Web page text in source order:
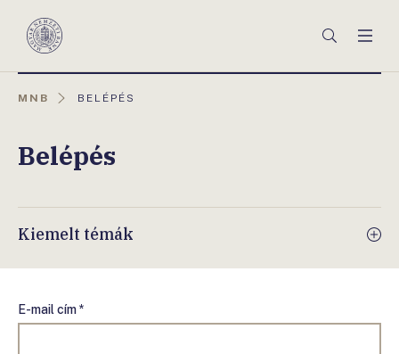
Magyar
Keresés
MNB
AKTUÁLIS
BELÉPÉS
Belépés
Kiemelt témák
E-mail cím *